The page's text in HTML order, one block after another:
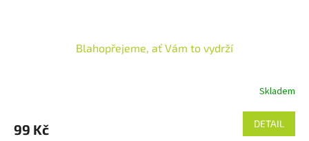
Blahopřejeme, ať Vám to vydrží
Skladem
99 Kč DETAIL